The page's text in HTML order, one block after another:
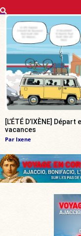
[L’ÉTÉ D’IXÈNE] Départ
vacances
Par Ixene